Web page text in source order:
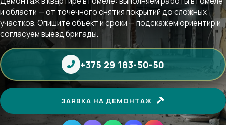
и области — от точечного снятия покрытий до сложных
участков. Опишите объект и сроки — подскажем ориентир и
согласуем выезд бригады.
+375 29 183-50-50
ЗАЯВКА НА ДЕМОНТАЖ